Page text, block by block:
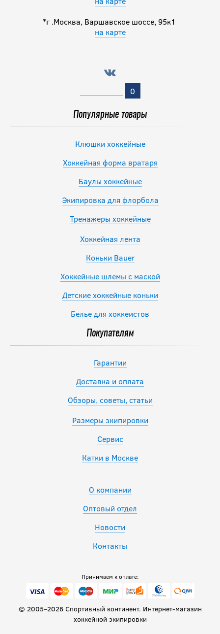
*г .Москва, Варшавское шоссе, 95к1
на карте
0
Популярные товары
Клюшки хоккейные
Хоккейная форма вратаря
Баулы хоккейные
Экипировка для флорбола
Тренажеры хоккейные
Хоккейная лента
Коньки Bauer
Хоккейные шлемы с маской
Детские хоккейные коньки
Белье для хоккеистов
Покупателям
Гарантии
Доставка и оплата
Обзоры, советы, статьи
Размеры экипировки
Сервис
Катки в Москве
О компании
Оптовый отдел
Новости
Контакты
Принимаем к оплате:
© 2005–2026 Спортивный континент. Интернет-магазин
хоккейной экипировки